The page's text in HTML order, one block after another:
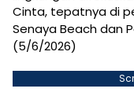
Cinta, tepatnya di
Senaya Beach dan
(5/6/2026)